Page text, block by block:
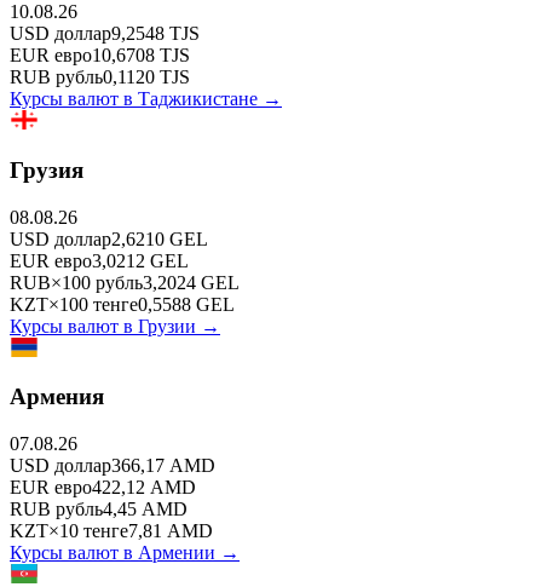
10.08.26
USD доллар9,2548 TJS
EUR евро10,6708 TJS
RUB рубль0,1120 TJS
Курсы валют в Таджикистане →
Грузия
08.08.26
USD доллар2,6210 GEL
EUR евро3,0212 GEL
RUB×100 рубль3,2024 GEL
KZT×100 тенге0,5588 GEL
Курсы валют в Грузии →
Армения
07.08.26
USD доллар366,17 AMD
EUR евро422,12 AMD
RUB рубль4,45 AMD
KZT×10 тенге7,81 AMD
Курсы валют в Армении →